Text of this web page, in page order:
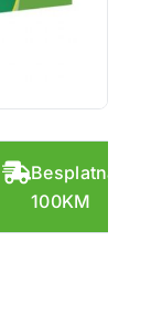
Besplatna
100KM